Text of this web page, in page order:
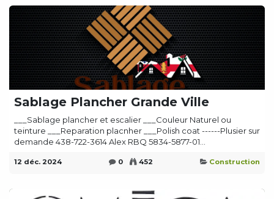
Sablage Plancher Grande Ville
___Sablage plancher et escalier ___Couleur Naturel ou
teinture ___Reparation placnher ___Polish coat ------Plusier sur
demande 438-722-3614 Alex RBQ 5834-5877-01...
12 déc. 2024 0 452 Construction